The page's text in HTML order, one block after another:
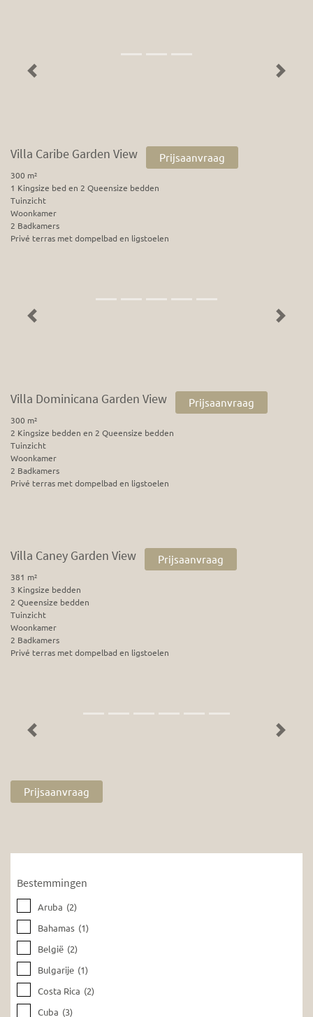
Bestemmingen
Aruba (2)
Bahamas (1)
België (2)
Bulgarije (1)
Costa Rica (2)
Cuba (3)
Previous Next
Villa Caribe Garden View Prijsaanvraag
300 m²
1 Kingsize bed en 2 Queensize bedden
Tuinzicht
Woonkamer
2 Badkamers
Privé terras met dompelbad en ligstoelen
Previous Next
Villa Dominicana Garden View Prijsaanvraag
300 m²
2 Kingsize bedden en 2 Queensize bedden
Tuinzicht
Woonkamer
2 Badkamers
Privé terras met dompelbad en ligstoelen
Villa Caney Garden View Prijsaanvraag
381 m²
3 Kingsize bedden
2 Queensize bedden
Tuinzicht
Woonkamer
2 Badkamers
Privé terras met dompelbad en ligstoelen
Previous Next
Prijsaanvraag